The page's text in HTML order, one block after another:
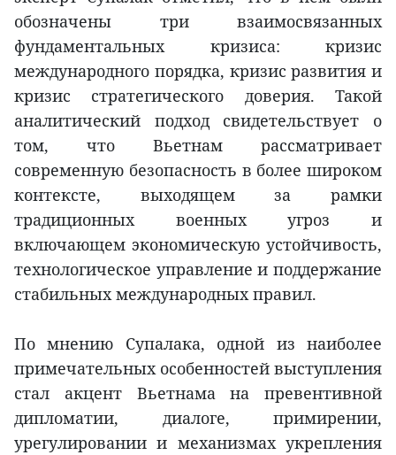
обозначены три взаимосвязанных
фундаментальных кризиса: кризис
международного порядка, кризис развития и
кризис стратегического доверия. Такой
аналитический подход свидетельствует о
том, что Вьетнам рассматривает
современную безопасность в более широком
контексте, выходящем за рамки
традиционных военных угроз и
включающем экономическую устойчивость,
технологическое управление и поддержание
стабильных международных правил.
По мнению Супалака, одной из наиболее
примечательных особенностей выступления
стал акцент Вьетнама на превентивной
дипломатии, диалоге, примирении,
урегулировании и механизмах укрепления